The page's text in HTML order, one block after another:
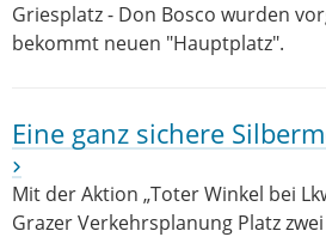
Griesplatz - Don Bosco wurden
bekommt neuen "Hauptplatz".
Eine ganz sichere
Mit der Aktion „Toter Winkel bei
Grazer Verkehrsplanung Platz